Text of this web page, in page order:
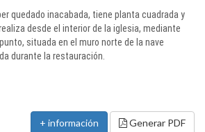
quedado inacabada, tiene planta cuadrada y
desde el interior de la iglesia, mediante
situada en el muro norte de la nave
durante la restauración.
+ información Generar PDF